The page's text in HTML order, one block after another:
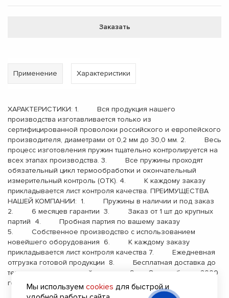
Заказать
Применение Характеристики
ХАРАКТЕРИСТИКИ: 1. Вся продукция нашего
производства изготавливается только из
сертифицированной проволоки российского и европейского
производителя, диаметрами от 0,2 мм до 30,0 мм. 2. Весь
процесс изготовления пружин тщательно контролируется на
всех этапах производства. 3. Все пружины проходят
обязательный цикл термообработки и окончательный
измерительный контроль (ОТК). 4. К каждому заказу
прикладывается лист контроля качества. ПРЕИМУЩЕСТВА
НАШЕЙ КОМПАНИИ: 1. Пружины в наличии и под заказ
2. 6 месяцев гарантии 3. Заказ от 1 шт до крупных
партий 4. Пробная партия по вашему заказу
5. Собственное производство с использованием
новейшего оборудования 6. К каждому заказу
прикладывается лист контроля качества 7. Ежедневная
отгрузка готовой продукции 8. Бесплатная доставка до
терминала транспортной компании 9. Опыт работы с 2000
года
Мы используемcookies для быстрой и